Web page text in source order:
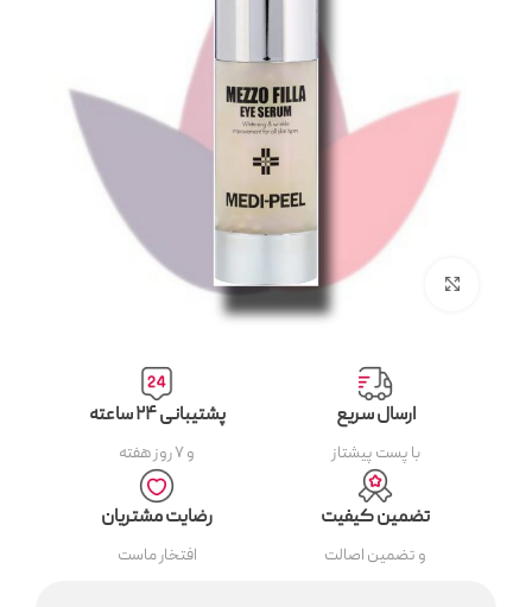
بزرگنمایی تصویر
ارسال سریع
با پست پیشتاز
پشتیبانی ۲۴ ساعته
و ۷ روز هفته
تضمین کیفیت
و تضمین اصالت
رضایت مشتریان
افتخار ماست